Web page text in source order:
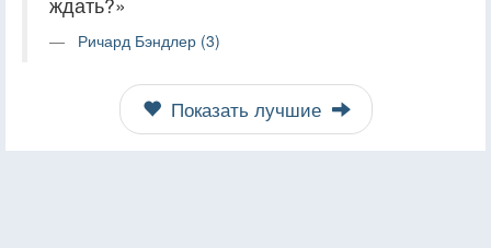
Ричард Бэндлер (3)
Показать лучшие